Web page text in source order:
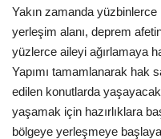
Yakın zamanda
yerleşim alanı, deprem
yüzlerce aileyi ağırlamaya
Yapımı tamamlanarak hak
edilen konutlarda
yaşamak için hazırlıklara
bölgeye yerleşmeye